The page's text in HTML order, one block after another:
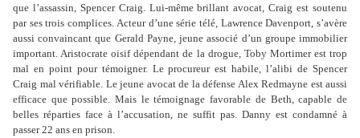
que l’assassin, Spencer Craig. Lui-même brillant avocat, Craig est soutenu
par ses trois complices. Acteur d’une série télé, Lawrence Davenport, s’avère
aussi convaincant que Gerald Payne, jeune associé d’un groupe immobilier
important. Aristocrate oisif dépendant de la drogue, Toby Mortimer est trop
mal en point pour témoigner. Le procureur est habile, l’alibi de Spencer
Craig mal vérifiable. Le jeune avocat de la défense Alex Redmayne est aussi
efficace que possible. Mais le témoignage favorable de Beth, capable de
belles réparties face à l’accusation, ne suffit pas. Danny est condamné à
passer 22 ans en prison.